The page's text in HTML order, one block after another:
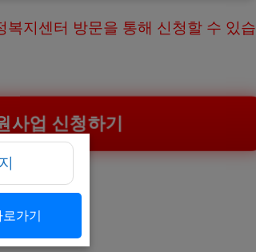
지센터 방문을 통해 신청할 수 있습
사업 신청하기
로가기